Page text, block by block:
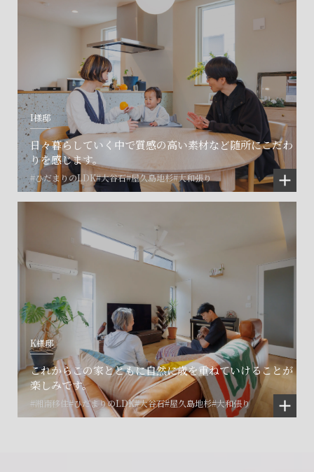
I様邸
日々暮らしていく中で質感の高い素材など随所にこだわ
りを感じます。
#ひだまりのLDK#大谷石#屋久島地杉#大和張り
K様邸
これからこの家とともに自然に歳を重ねていけることが
楽しみです。
#湘南移住#ひだまりのLDK#大谷石#屋久島地杉#大和張り